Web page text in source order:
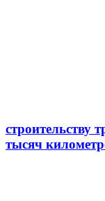
строительству
тысяч